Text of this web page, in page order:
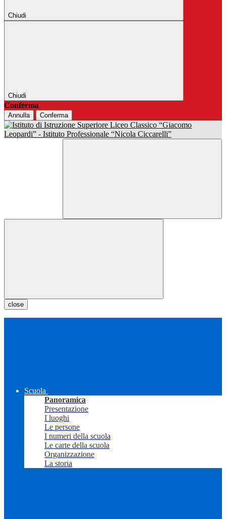
Chiudi
Chiudi
Conferma
Annulla Conferma
close
Scuola
Panoramica
Presentazione
I luoghi
Le persone
I numeri della scuola
Le carte della scuola
Organizzazione
La storia